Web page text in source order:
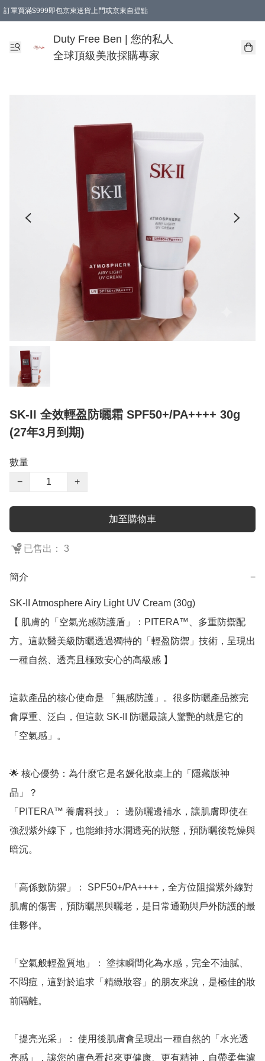
訂單買滿$999即包京東送貨上門或京東自提點
Duty Free Ben | 您的私人
全球頂級美妝採購專家
SK-II 全效輕盈防曬霜 SPF50+/PA++++ 30g
(27年3月到期)
數量
−
+
加至購物車
已售出： 3
簡介 −
SK-II Atmosphere Airy Light UV Cream (30g)
【 肌膚的「空氣光感防護盾」：PITERA™、多重防禦配
方。這款醫美級防曬透過獨特的「輕盈防禦」技術，呈現出
一種自然、透亮且極致安心的高級感 】
這款產品的核心使命是 「無感防護」。很多防曬產品擦完
會厚重、泛白，但這款 SK-II 防曬最讓人驚艷的就是它的
「空氣感」。
🌟 核心優勢：為什麼它是名媛化妝桌上的「隱藏版神
品」？
「PITERA™ 養膚科技」： 邊防曬邊補水，讓肌膚即使在
強烈紫外線下，也能維持水潤透亮的狀態，預防曬後乾燥與
暗沉。
「高係數防禦」： SPF50+/PA++++，全方位阻擋紫外線對
肌膚的傷害，預防曬黑與曬老，是日常通勤與戶外防護的最
佳夥伴。
「空氣般輕盈質地」： 塗抹瞬間化為水感，完全不油膩、
不悶痘，這對於追求「精緻妝容」的朋友來說，是極佳的妝
前隔離。
「提亮光采」： 使用後肌膚會呈現出一種自然的「水光透
亮感」，讓您的膚色看起來更健康、更有精神，自帶柔焦濾